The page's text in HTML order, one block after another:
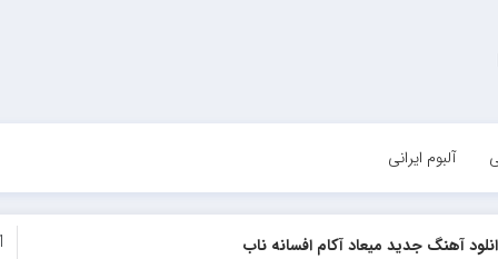
آلبوم ایرانی
آهنگ جدید میعاد آکام افسانه ناب